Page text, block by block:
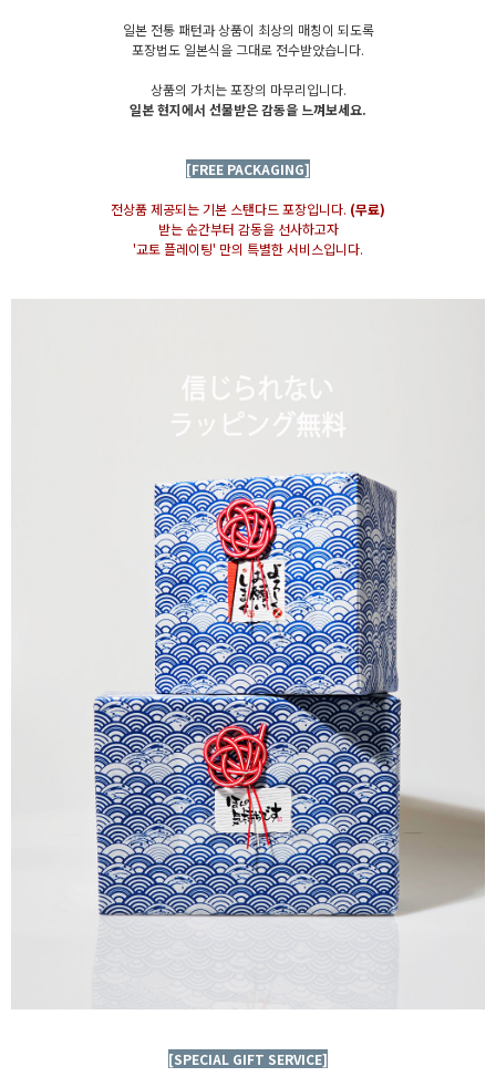
일본 전통 패턴과 상품이 최상의 매칭이 되도록
포장법도 일본식을 그대로 전수받았습니다.
상품의 가치는 포장의 마무리입니다.
일본 현지에서 선물받은 감동을 느껴보세요.
[FREE PACKAGING]
전상품 제공되는 기본 스탠다드 포장입니다. (무료)
받는 순간부터 감동을 선사하고자
'교토 플레이팅' 만의 특별한 서비스입니다.
[SPECIAL GIFT SERVICE]